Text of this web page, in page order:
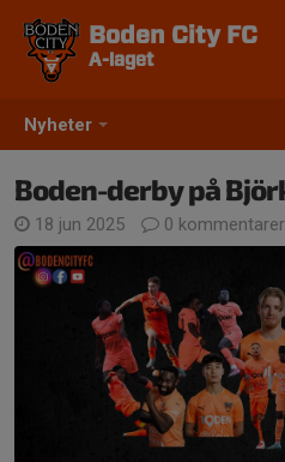
Nyheter
Boden City FC
A-laget
Boden-derby på
18 jun 2025 0 kommentarer